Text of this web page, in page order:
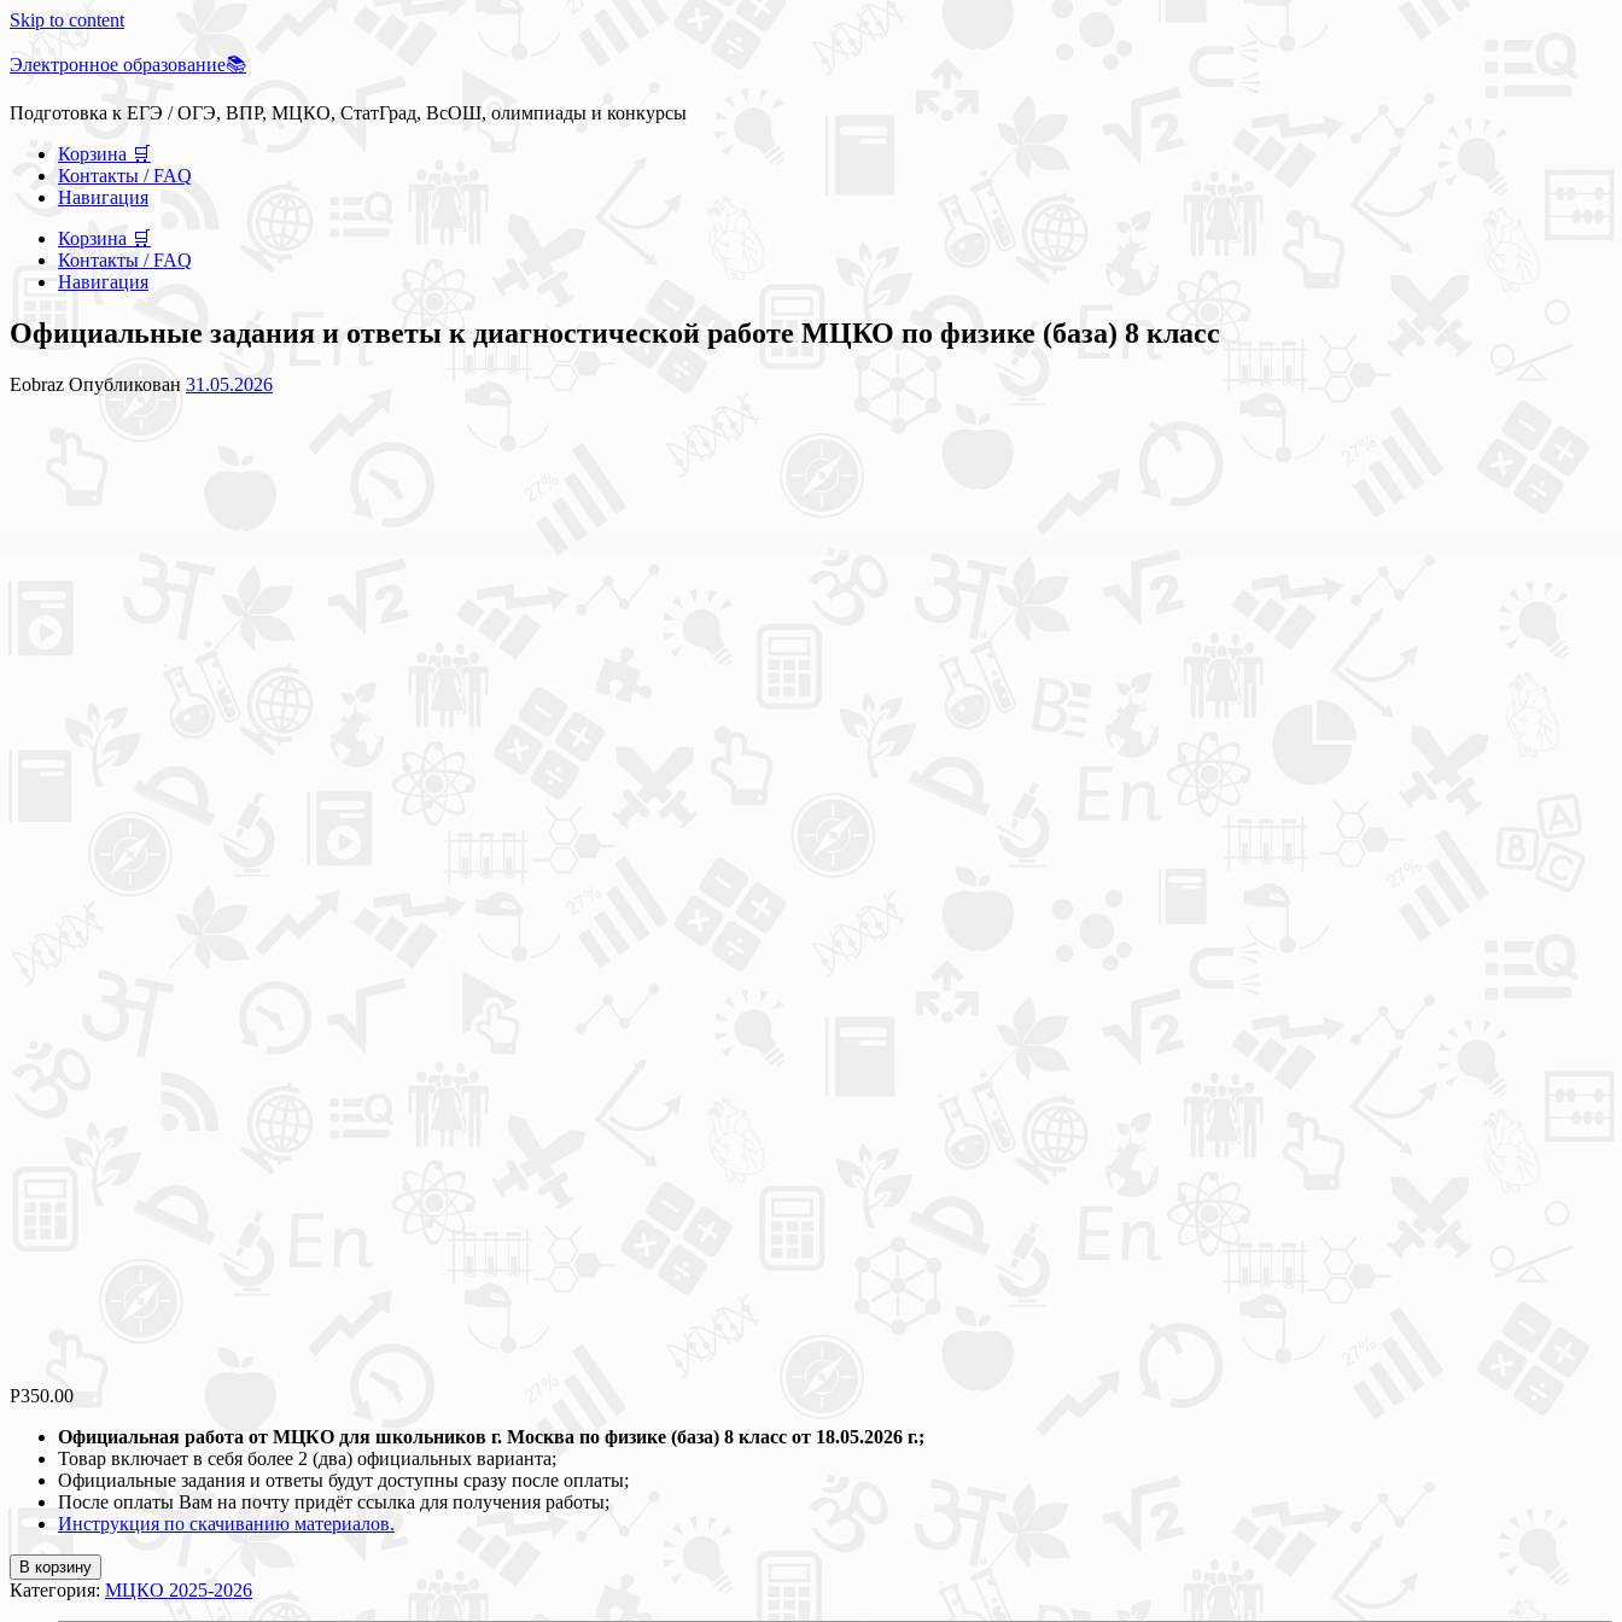
Skip to content
Электронное образование📚
Подготовка к ЕГЭ / ОГЭ, ВПР, МЦКО, СтатГрад, ВсОШ, олимпиады и конкурсы
Корзина 🛒
Контакты / FAQ
Навигация
Корзина 🛒
Контакты / FAQ
Навигация
Официальные задания и ответы к диагностической работе МЦКО по физике (база) 8 класс
Eobraz Опубликован 31.05.2026
Р350.00
Официальная работа от МЦКО для школьников г. Москва по физике (база) 8 класс от 18.05.2026 г.;
Товар включает в себя более 2 (два) официальных варианта;
Официальные задания и ответы будут доступны сразу после оплаты;
После оплаты Вам на почту придёт ссылка для получения работы;
Инструкция по скачиванию материалов.
В корзину
Категория: МЦКО 2025-2026